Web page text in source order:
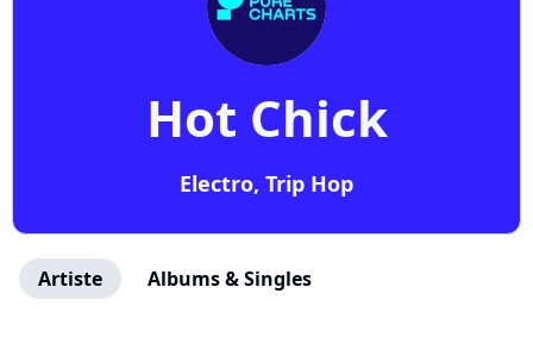
Hot Chick
Electro, Trip Hop
Artiste Albums & Singles